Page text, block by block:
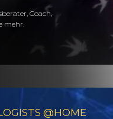
Coach,
mehr.
@HOME